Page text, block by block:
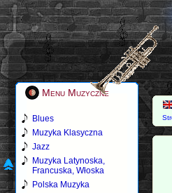
Menu Muzyczne
Blues
Muzyka Klasyczna
Jazz
Muzyka Latynoska,
Francuska, Włoska
Polska Muzyka